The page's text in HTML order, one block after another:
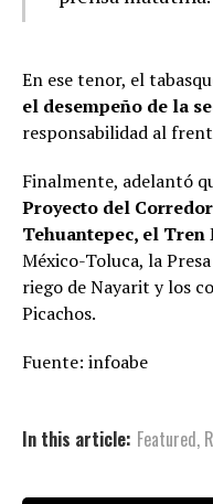
En ese tenor, el
el desempeño de la
responsabilidad al
Finalmente, adelantó
Proyecto del
Tehuantepec, el Tren
México-Toluca, la
riego de Nayarit y los
Picachos.
Fuente: infoabe
In this article: Featured,